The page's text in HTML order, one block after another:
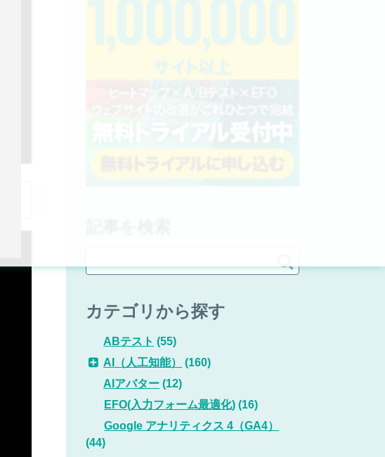
カテゴリから探す
ABテスト (55)
AI（人工知能）
(160)
AIアバター (12)
EFO(入力フォーム最適化) (16)
Google アナリティクス 4（GA4）
(44)